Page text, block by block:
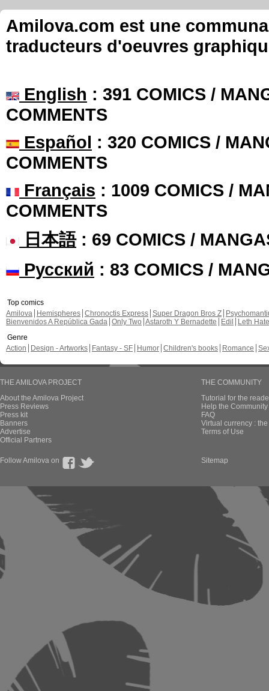
Amilova.com est une
traducteurs d'oeuvres
English : 391 COMICS /
COMMENTS
Español : 320 COMICS /
COMMENTS
Français : 1009 COMICS /
COMMENTS
日本語: 69 COMICS /
Русский : 83 COMICS /
Top comics
Amilova
Hemispheres Chronoctis Express Super Dragon Bros Z
Bienvenidos A República Gada Only Two Astaroth Y Bernadette Edil
Leth Hate
Genre
Action
Design - Artworks Fantasy - SF Humor Children's books Romance
THE AMILOVA PROJECT
About the Amilova Project
Press Reviews
Press kit
Banners
Advertise
Official Partners
THE COMMUNITY
Tutorial for the
Help the
FAQ
Virtual currency :
Terms of Use
Follow Amilova on Sitemap